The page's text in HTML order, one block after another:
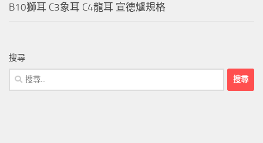
B10獅耳 C3象耳 C4龍耳 宣德爐規格
搜尋
搜
尋